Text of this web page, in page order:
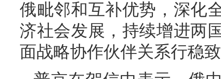
俄毗邻和互补优势，深化
济社会发展，持续增进两
面战略协作伙伴关系行稳